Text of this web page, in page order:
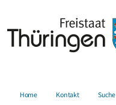
Home Kontakt Suche